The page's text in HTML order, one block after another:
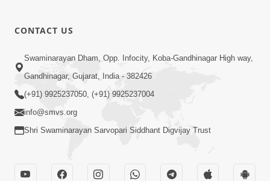
CONTACT US
Swaminarayan Dham, Opp. Infocity, Koba-Gandhinagar High way,
Gandhinagar, Gujarat, India - 382426
(+91) 9925237050, (+91) 9925237004
info@smvs.org
Shri Swaminarayan Sarvopari Siddhant Digvijay Trust